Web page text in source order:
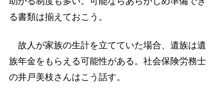
る書類は揃えておこう。
故人が家族の生計を立てていた場合、遺族は遺
族年金をもらえる可能性がある。社会保険労務士
の井戸美枝さんはこう話す。